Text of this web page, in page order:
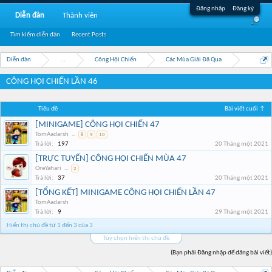
Đăng nhập Đăng ký
Diễn đàn ... Công Hội Chiến Các Mùa Giải Đã Qua
CÔNG HỘI CHIẾN LẦN 46
Tiêu đề Bài viết cuối ↑
[MINIGAME] CÔNG HỘI CHIẾN 47
TomAadarsh ... 8 9 10
Trả lời: 197 20 Tháng một 2021
[TRỰC TUYẾN] CÔNG HỘI CHIẾN MÙA 47
OreYahari ... 2
Trả lời: 37 20 Tháng một 2021
[TỔNG KẾT] MINIGAME CÔNG HỘI CHIẾN LẦN 47
TomAadarsh
Trả lời:
9
29 Tháng một 2021
Hiển thị chủ đề từ 1 đến 3 của 3
Tùy chọn hiển thị chủ đề
(Bạn phải Đăng nhập để đăng bài viết)
Diễn đàn
Tìm kiếm diễn đàn Recent Posts
Thành viên